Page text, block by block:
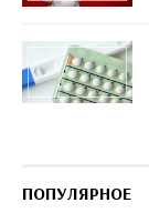
ПОПУЛЯРНОЕ